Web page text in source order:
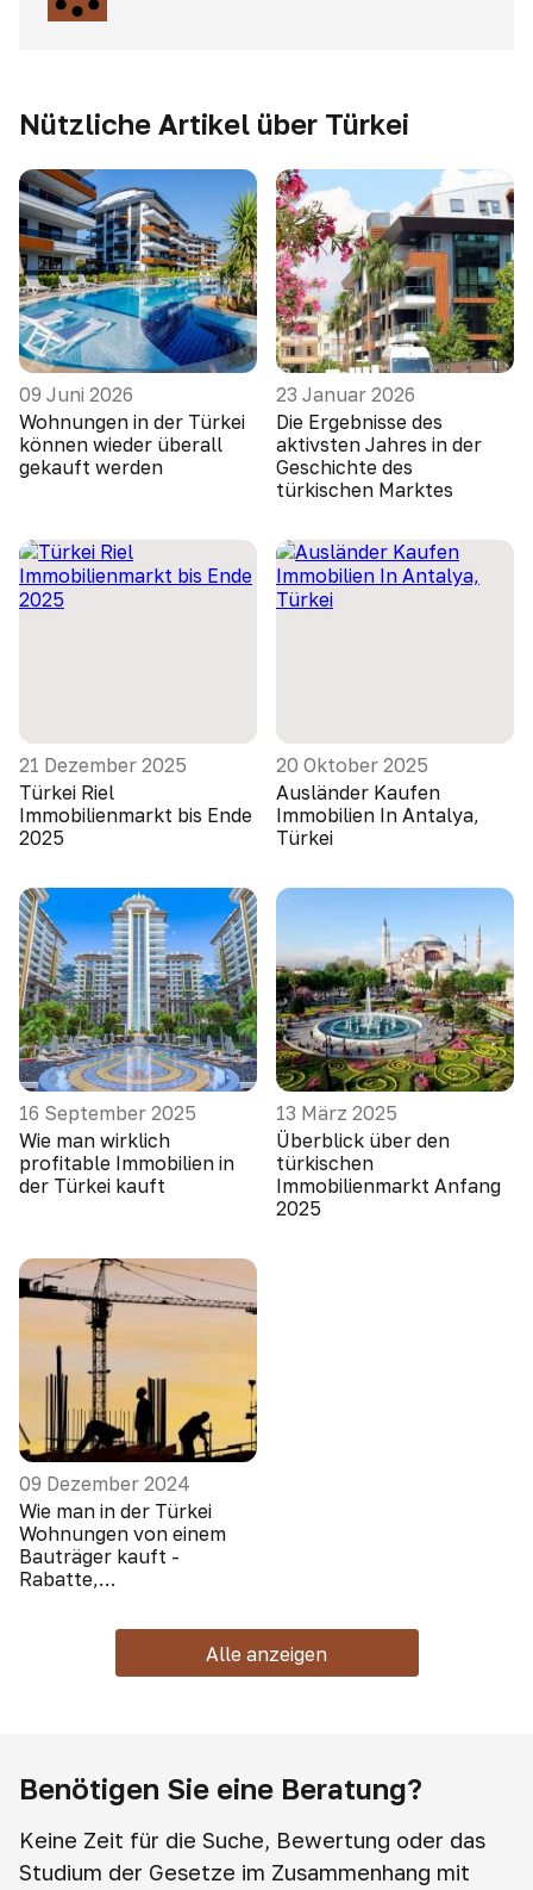
Nützliche Artikel über Türkei
09 Juni 2026
Wohnungen in der Türkei
können wieder überall
gekauft werden
23 Januar 2026
Die Ergebnisse des
aktivsten Jahres in der
Geschichte des
türkischen Marktes
21 Dezember 2025
Türkei Riel
Immobilienmarkt bis Ende
2025
20 Oktober 2025
Ausländer Kaufen
Immobilien In Antalya,
Türkei
16 September 2025
Wie man wirklich
profitable Immobilien in
der Türkei kauft
13 März 2025
Überblick über den
türkischen
Immobilienmarkt Anfang
2025
09 Dezember 2024
Wie man in der Türkei
Wohnungen von einem
Bauträger kauft -
Rabatte,
Alle anzeigen
Benötigen Sie eine Beratung?
Keine Zeit für die Suche, Bewertung oder das
Studium der Gesetze im Zusammenhang mit